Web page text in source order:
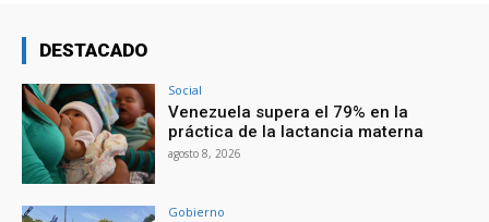
DESTACADO
Social
Venezuela supera el 79% en la
práctica de la lactancia materna
agosto 8, 2026
Gobierno